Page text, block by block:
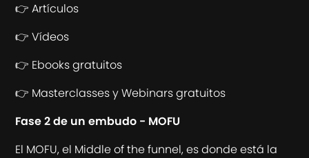
👉 Artículos
👉 Vídeos
👉 Ebooks gratuitos
👉 Masterclasses y Webinars gratuitos
Fase 2 de un embudo - MOFU
El MOFU, el Middle of the funnel, es donde está la